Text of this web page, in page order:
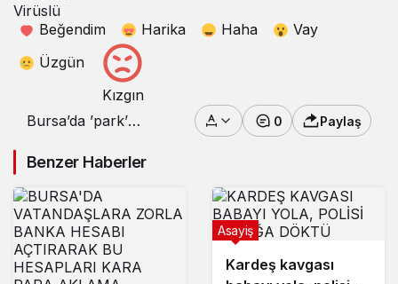
Virüslü
Beğendim
Harika Haha
Vay
Üzgün
Kızgın
Bursa’da ’park’
3 yaralı
0 Paylaş
Benzer Haberler
Kardeş kavgası
Asayiş